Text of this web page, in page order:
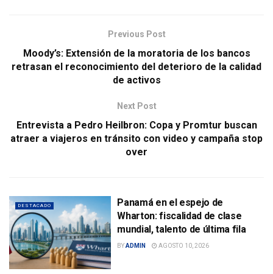
Previous Post
Moody’s: Extensión de la moratoria de los bancos
retrasan el reconocimiento del deterioro de la calidad
de activos
Next Post
Entrevista a Pedro Heilbron: Copa y Promtur buscan
atraer a viajeros en tránsito con video y campaña stop
over
DESTACADO
Panamá en el espejo de
Wharton: fiscalidad de clase
mundial, talento de última fila
BYADMIN AGOSTO 10, 2026